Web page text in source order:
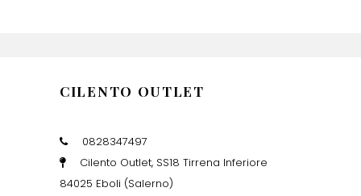
CILENTO OUTLET
0828347497
Cilento Outlet, SS18 Tirrena Inferiore
84025 Eboli (Salerno)